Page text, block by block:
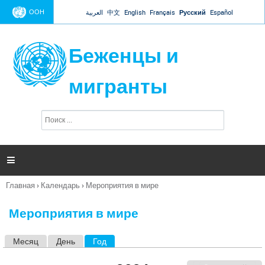
Jump to navigation
ООН العربية 中文 English Français Русский Español
Беженцы и
мигранты
п
и

Вы
Главная › Календарь › Мероприятия в мире
Мероприятия в мире
Месяц День Год